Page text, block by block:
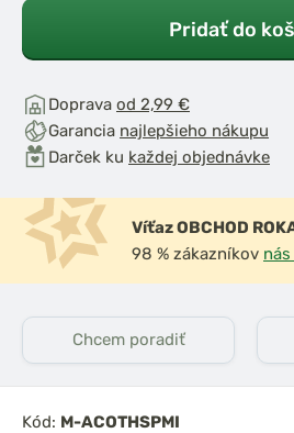
Pridať do
Doprava od 2,99 €
Garancia najlepšieho nákupu
Darček ku každej objednávke
Víťaz OBCHOD
98 % zákazníkov
Chcem poradiť
Kód: M-ACOTHSPMI